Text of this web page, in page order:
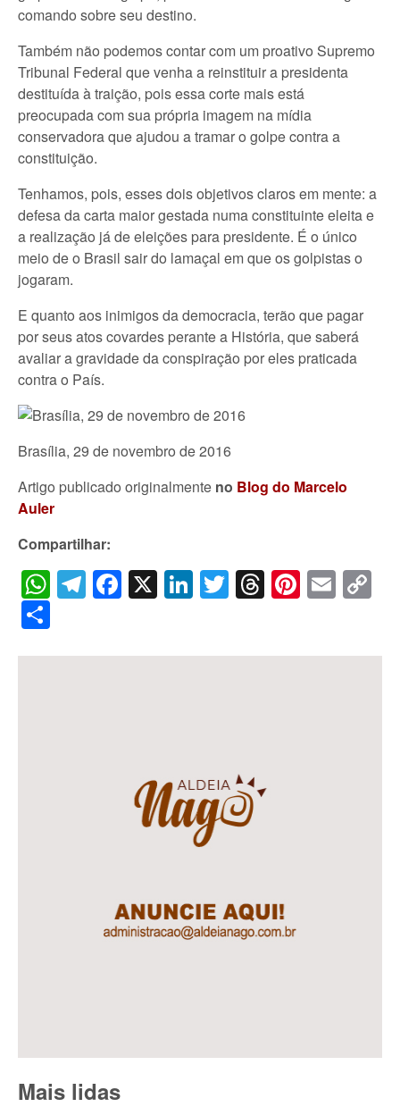
comando sobre seu destino.
Também não podemos contar com um proativo Supremo
Tribunal Federal que venha a reinstituir a presidenta
destituída à traição, pois essa corte mais está
preocupada com sua própria imagem na mídia
conservadora que ajudou a tramar o golpe contra a
constituição.
Tenhamos, pois, esses dois objetivos claros em mente: a
defesa da carta maior gestada numa constituinte eleita e
a realização já de eleições para presidente. É o único
meio de o Brasil sair do lamaçal em que os golpistas o
jogaram.
E quanto aos inimigos da democracia, terão que pagar
por seus atos covardes perante a História, que saberá
avaliar a gravidade da conspiração por eles praticada
contra o País.
Brasília, 29 de novembro de 2016
Artigo publicado originalmente no Blog do Marcelo
Auler
Compartilhar:
WhatsApp
Telegram
Facebook
X LinkedIn
Twitter
Threads
Mais lidas